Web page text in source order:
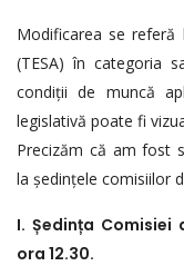
Modificarea se referă
(TESA) în categoria
condiții de muncă
legislativă poate fi
Precizăm că am fost
la ședințele comisiilor
I. Ședința
ora 12.30.